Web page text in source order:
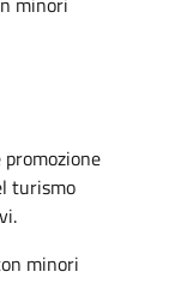
turismo
minori